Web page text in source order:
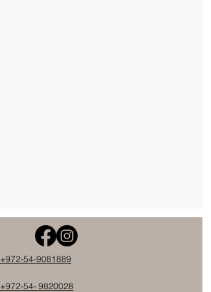
+972-54-9081889
+972-54- 9820028